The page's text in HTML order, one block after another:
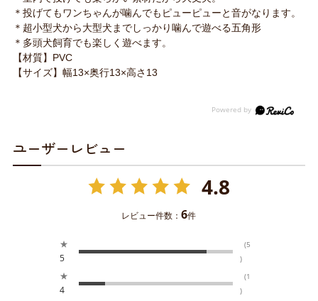
＊投げてもワンちゃんが噛んでもピューピューと音がなります。
＊超小型犬から大型犬までしっかり噛んで遊べる五角形
＊多頭犬飼育でも楽しく遊べます。
【材質】PVC
【サイズ】幅13×奥行13×高さ13
ユーザーレビュー
4.8
レビュー件数：6件
★
5
(5
)
★
4
(1
)